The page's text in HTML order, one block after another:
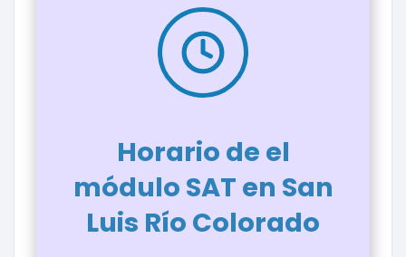
Horario de el
módulo SAT en San
Luis Río Colorado